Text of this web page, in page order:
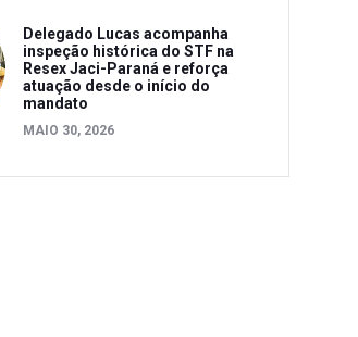
Delegado Lucas acompanha
inspeção histórica do STF na
Resex Jaci-Paraná e reforça
atuação desde o início do
mandato
MAIO 30, 2026